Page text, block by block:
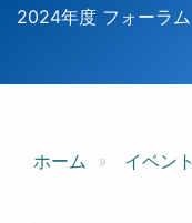
2024年度 フォーラム
ホーム イベント